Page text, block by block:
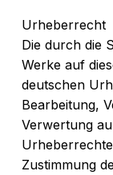
Urheberrecht
Die durch die
Werke auf
deutschen
Bearbeitung,
Verwertung
Zustimmung